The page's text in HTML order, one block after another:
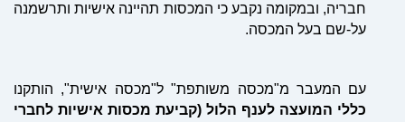
חבריה, ובמקומה נקבע כי המכסות תהיינה אישיות ותרשמנה
על-שם בעל המכסה.
עם המעבר מ"מכסה משותפת" ל"מכסה אישית", הותקנו
כללי המועצה לענף הלול (קביעת מכסות אישיות לחברי